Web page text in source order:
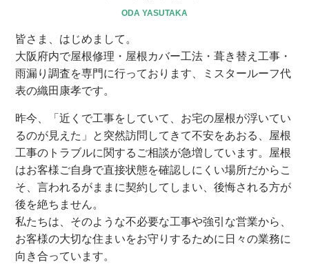
ODA YASUTAKA
皆さま、はじめまして。
大阪府内で屋根修理・屋根カバー工法・葺き替え工事・
雨漏り調査を専門に行っております、ミスタールーフ代
表の織田康孝です。
昨今、「近くで工事をしていて、お宅の屋根が浮いてい
るのが見えた」と突然訪問してきて不安をあおる、屋根
工事のトラブルに関するご相談が急増しています。屋根
はお客様ご自身で直接状態を確認しにくい場所だからこ
そ、言われるがままに契約してしまい、後悔される方が
後を絶ちません。
私たちは、そのような不必要な工事や強引な営業から、
お客様の大切な住まいをお守りするために日々の業務に
向き合っています。